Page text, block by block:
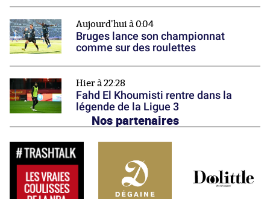
Aujourd'hui à 0:04
Bruges lance son championnat
comme sur des roulettes
Hier à 22:28
Fahd El Khoumisti rentre dans la
légende de la Ligue 3
Nos partenaires